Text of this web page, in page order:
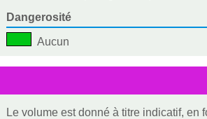
Dangerosité
Aucun
Le volume est donné à titre indicatif, en